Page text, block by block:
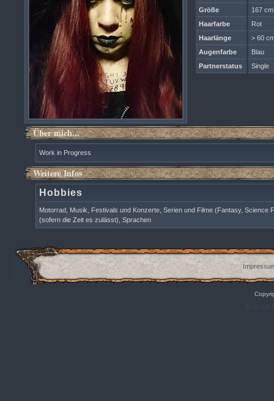
Größe
167 cm
Haarfarbe
Rot
Haarlänge
> 60
Augenfarbe
Blau
Partnerstatus
Single
Über mich...
Work in Progress
Weitere Infos
Hobbies
Motorrad, Musik, Festivals und Konzerte, Serien und Filme (Fantasy, Science
(sofern die Zeit es zulässt), Sprachen